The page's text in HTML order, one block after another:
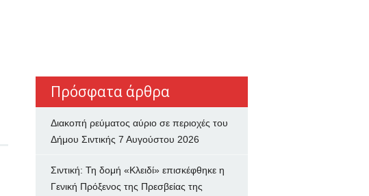
Πρόσφατα άρθρα
Διακοπή ρεύματος αύριο σε περιοχές του
Δήμου Σιντικής 7 Αυγούστου 2026
Σιντική: Τη δομή «Κλειδί» επισκέφθηκε η
Γενική Πρόξενος της Πρεσβείας της